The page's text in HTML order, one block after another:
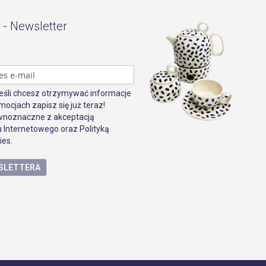
- Newsletter
chcesz otrzymywać informacje
zapisz się już teraz!
z akceptacją
Internetowego oraz Polityką